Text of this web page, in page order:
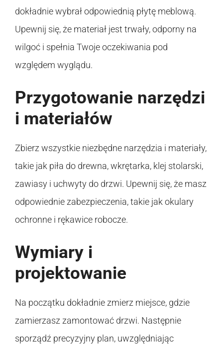
dokładnie wybrał odpowiednią płytę meblową.
Upewnij się, że materiał jest trwały, odporny na
wilgoć i spełnia Twoje oczekiwania pod
względem wyglądu.
Przygotowanie narzędzi
i materiałów
Zbierz wszystkie niezbędne narzędzia i materiały,
takie jak piła do drewna, wkrętarka, klej stolarski,
zawiasy i uchwyty do drzwi. Upewnij się, że masz
odpowiednie zabezpieczenia, takie jak okulary
ochronne i rękawice robocze.
Wymiary i
projektowanie
Na początku dokładnie zmierz miejsce, gdzie
zamierzasz zamontować drzwi. Następnie
sporządź precyzyjny plan, uwzględniając